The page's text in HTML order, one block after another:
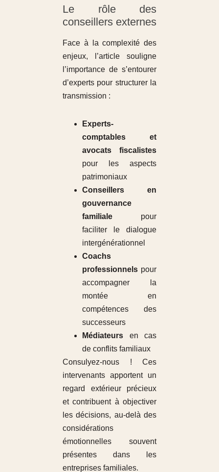
Le rôle des
conseillers externes
Face à la complexité des
enjeux, l’article souligne
l’importance de s’entourer
d’experts pour structurer la
transmission :
Experts-
comptables et
avocats fiscalistes
pour les aspects
patrimoniaux
Conseillers en
gouvernance
familialepour
faciliter le dialogue
intergénérationnel
Coachs
professionnelspour
accompagner la
montée en
compétences des
successeurs
Médiateursen cas
de conflits familiaux
Consulyez-nous ! Ces
intervenants apportent un
regard extérieur précieux
et contribuent à objectiver
les décisions, au-delà des
considérations
émotionnelles souvent
présentes dans les
entreprises familiales.